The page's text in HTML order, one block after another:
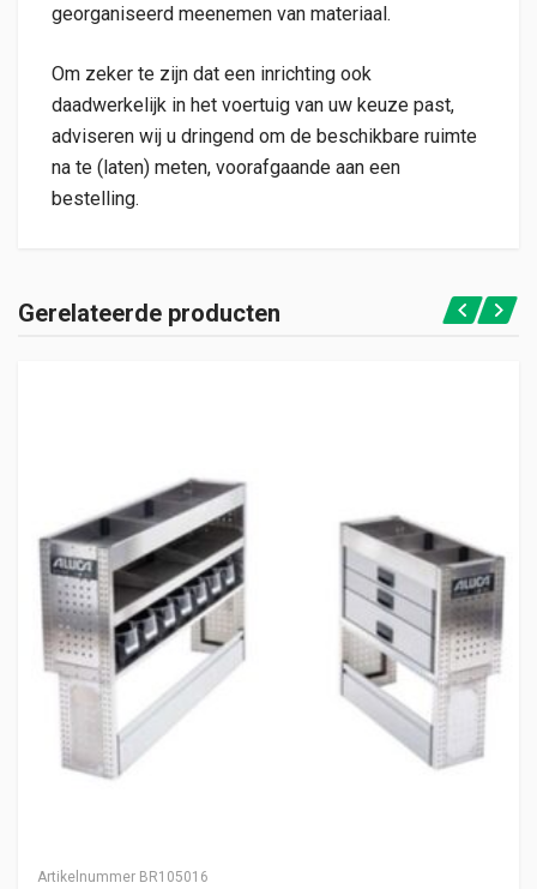
georganiseerd meenemen van materiaal.
Om zeker te zijn dat een inrichting ook
daadwerkelijk in het voertuig van uw keuze past,
adviseren wij u dringend om de beschikbare ruimte
na te (laten) meten, voorafgaande aan een
bestelling.
Gerelateerde producten
Artikelnummer BR105016